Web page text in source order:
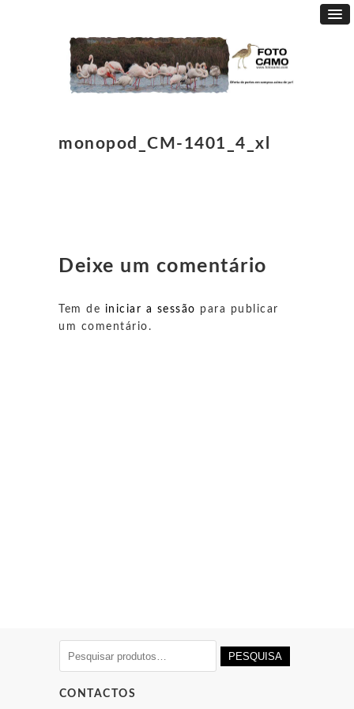
monopod_CM-1401_4_xl
Deixe um comentário
Tem de iniciar a sessão para publicar
um comentário.
por:
PESQUISA
CONTACTOS